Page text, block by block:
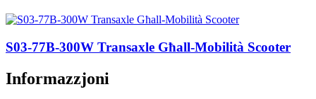
S03-77B-300W Transaxle Għall-Mobilità Scooter
Informazzjoni